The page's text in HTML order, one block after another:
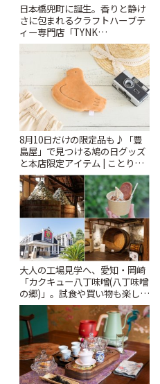
日本橋兜町に誕生。香りと静け
さに包まれるクラフトハーブテ
ィー専門店「TYNK
Kabutocho」 | ことりっぷ
8月10日だけの限定品も♪「豊
島屋」で見つける鳩の日グッズ
と本店限定アイテム | ことりっ
ぷ
大人の工場見学へ、愛知・岡崎
「カクキュー八丁味噌(八丁味噌
の郷)」。試食や買い物も楽しみ
♪ | ことりっぷ